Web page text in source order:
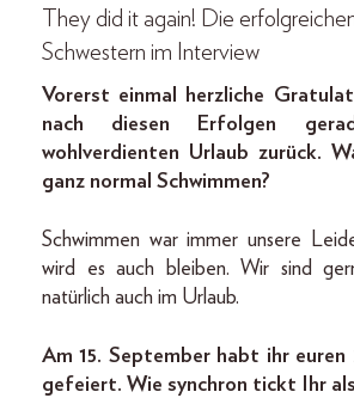
They did it again! Die
Schwestern im Interview
Vorerst einmal herzliche
nach diesen Erfolgen
wohlverdienten Urlaub zurück.
ganz normal Schwimmen?
Schwimmen war immer unsere
wird es auch bleiben. Wir sind
natürlich auch im Urlaub.
Am 15. September habt ihr
gefeiert. Wie synchron tickt Ihr